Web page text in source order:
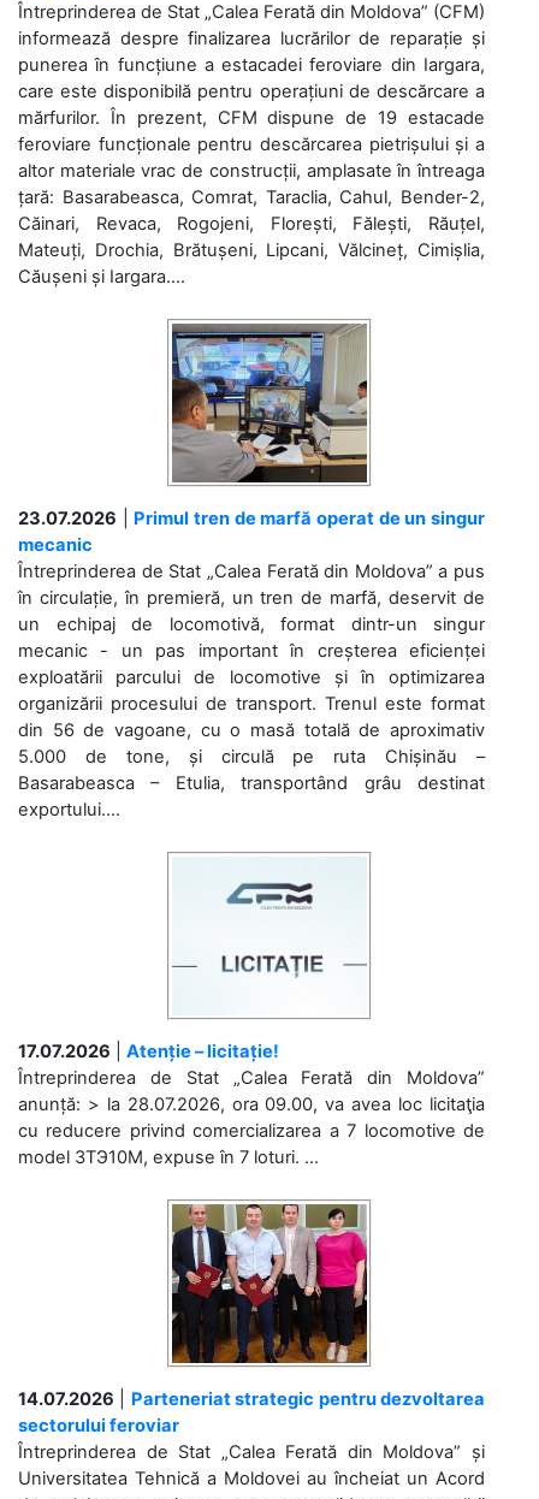
Întreprinderea de Stat „Calea Ferată din Moldova” (CFM)
informează despre finalizarea lucrărilor de reparație și
punerea în funcțiune a estacadei feroviare din Iargara,
care este disponibilă pentru operațiuni de descărcare a
mărfurilor. În prezent, CFM dispune de 19 estacade
feroviare funcționale pentru descărcarea pietrișului și a
altor materiale vrac de construcții, amplasate în întreaga
țară: Basarabeasca, Comrat, Taraclia, Cahul, Bender-2,
Căinari, Revaca, Rogojeni, Florești, Fălești, Răuțel,
Mateuți, Drochia, Brătușeni, Lipcani, Vălcineț, Cimișlia,
Căușeni și Iargara....
23.07.2026
Primul tren de marfă operat de un singur
mecanic
Întreprinderea de Stat „Calea Ferată din Moldova” a pus
în circulație, în premieră, un tren de marfă, deservit de
un echipaj de locomotivă, format dintr-un singur
mecanic - un pas important în creșterea eficienței
exploatării parcului de locomotive și în optimizarea
organizării procesului de transport. Trenul este format
din 56 de vagoane, cu o masă totală de aproximativ
5.000 de tone, și circulă pe ruta Chișinău –
Basarabeasca – Etulia, transportând grâu destinat
exportului....
17.07.2026
Atenție – licitație!
Întreprinderea de Stat „Calea Ferată din Moldova”
anunță: > la 28.07.2026, ora 09.00, va avea loc licitaţia
cu reducere privind comercializarea a 7 locomotive de
model 3ТЭ10М, expuse în 7 loturi. ...
14.07.2026
Parteneriat strategic pentru dezvoltarea
sectorului feroviar
Întreprinderea de Stat „Calea Ferată din Moldova” și
Universitatea Tehnică a Moldovei au încheiat un Acord